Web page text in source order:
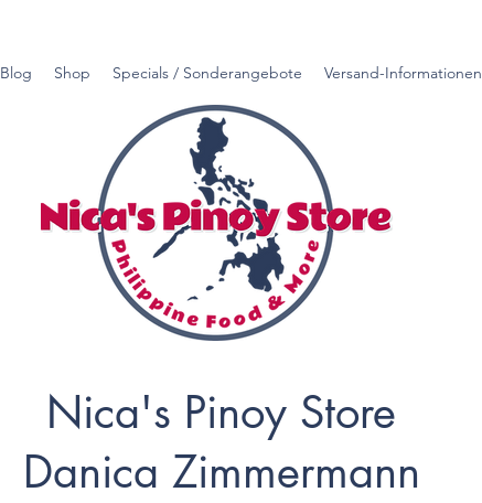
Blog Shop Specials / Sonderangebote Versand-Informationen
Nica's Pinoy Store
Danica Zimmermann